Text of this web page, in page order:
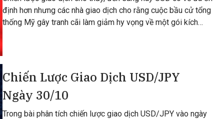
định hơn nhưng các nhà giao dịch cho rằng cuộc bầu cử tổng
thống Mỹ gây tranh cãi làm giảm hy vọng về một gói kích
Chiến Lược Giao Dịch USD/JPY
Ngày 30/10
Trong bài phân tích chiến lược giao dịch USD/JPY vào ngày